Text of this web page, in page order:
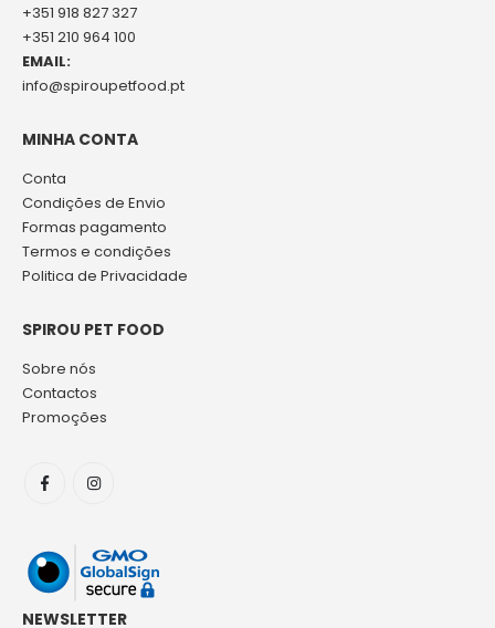
+351 918 827 327
+351 210 964 100
EMAIL:
info@spiroupetfood.pt
MINHA CONTA
Conta
Condições de Envio
Formas pagamento
Termos e condições
Politica de Privacidade
SPIROU PET FOOD
Sobre nós
Contactos
Promoções
NEWSLETTER